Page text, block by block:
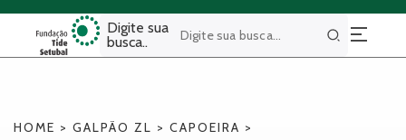
Digite sua
busca..
Buscar
HOME > GALPÃO ZL > CAPOEIRA >